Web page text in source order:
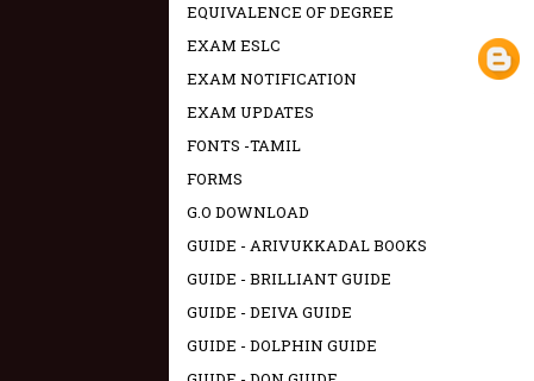
EQUIVALENCE OF DEGREE
EXAM ESLC
EXAM NOTIFICATION
EXAM UPDATES
FONTS -TAMIL
FORMS
G.O DOWNLOAD
GUIDE - ARIVUKKADAL BOOKS
GUIDE - BRILLIANT GUIDE
GUIDE - DEIVA GUIDE
GUIDE - DOLPHIN GUIDE